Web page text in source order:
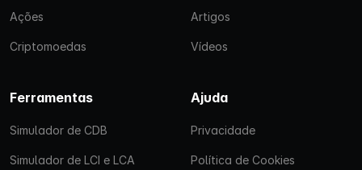
Ações
Criptomoedas
Artigos
Vídeos
Ferramentas
Simulador de CDB
Simulador de LCI e LCA
Ajuda
Privacidade
Política de Cookies